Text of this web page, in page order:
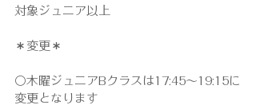
対象ジュニア以上
＊変更＊
○木曜ジュニアBクラスは17:45〜19:15に
変更となります